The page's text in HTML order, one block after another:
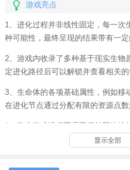
游戏亮点
1、进化过程并非线性固定，每一次
种可能性，最终呈现的结果带有一定
2、游戏内收录了多种基于现实生物
定进化路径后可以解锁并查看相关的
3、生命体的各项基础属性，例如移
在进化节点通过分配有限的资源点数
4、整个游戏进程不需要保持网络连
世界进行各种操作，对游玩环境没有
显示全部